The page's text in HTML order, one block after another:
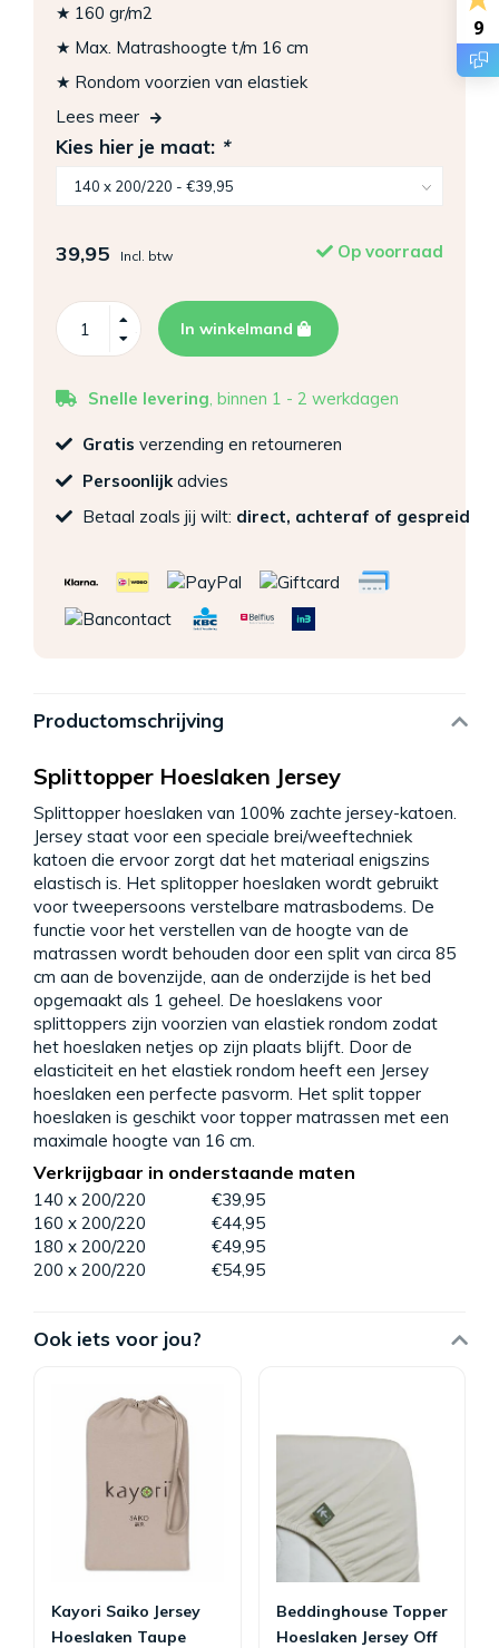
★ 160 gr/m2
★ Max. Matrashoogte t/m 16 cm
★ Rondom voorzien van elastiek
Lees meer
Kies hier je maat: *
39,95 Incl. btw Op voorraad
In winkelmand
Snelle levering, binnen 1 - 2 werkdagen
Gratis verzending en retourneren
Persoonlijk advies
Betaal zoals jij wilt: direct, achteraf of gespreid
Productomschrijving
Splittopper Hoeslaken Jersey
Splittopper hoeslaken van 100% zachte jersey-katoen.
Jersey staat voor een speciale brei/weeftechniek
katoen die ervoor zorgt dat het materiaal enigszins
elastisch is. Het splitopper hoeslaken wordt gebruikt
voor tweepersoons verstelbare matrasbodems. De
functie voor het verstellen van de hoogte van de
matrassen wordt behouden door een split van circa 85
cm aan de bovenzijde, aan de onderzijde is het bed
opgemaakt als 1 geheel. De hoeslakens voor
splittoppers zijn voorzien van elastiek rondom zodat
het hoeslaken netjes op zijn plaats blijft. Door de
elasticiteit en het elastiek rondom heeft een Jersey
hoeslaken een perfecte pasvorm. Het split topper
hoeslaken is geschikt voor topper matrassen met een
maximale hoogte van 16 cm.
Verkrijgbaar in onderstaande maten
140 x 200/220
€39,95
160 x 200/220
€44,95
180 x 200/220
€49,95
200 x 200/220
€54,95
Ook iets voor jou?
Kayori Saiko Jersey
Hoeslaken Taupe
Beddinghouse Topper
Hoeslaken Jersey Off
9